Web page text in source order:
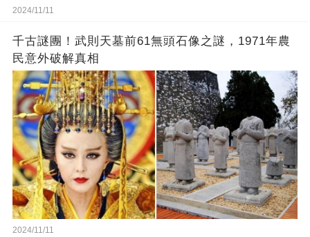
2024/11/11
千古謎團！武則天墓前61無頭石像之謎，1971年農
民意外破解真相
2024/11/11